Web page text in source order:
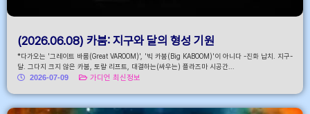
(2026.06.08) 카붐: 지구와 달의 형성 기원
*다가오는 '그레이트 바룸(Great VAROOM)', '빅 카붐(Big KABOOM)'이 아니다 -진화 납치. 지구-
달. 그다지 크지 않은 카붐, 토랄 리프트, 대결하는(싸우는) 플라즈마 시공간...
2026-07-09
가디언 최신정보